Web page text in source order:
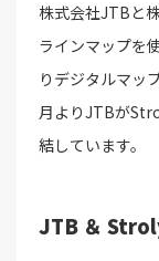
株式会社JTBと
ラインマップを
りデジタルマッ
月よりJTBが
結しています。
JTB ＆